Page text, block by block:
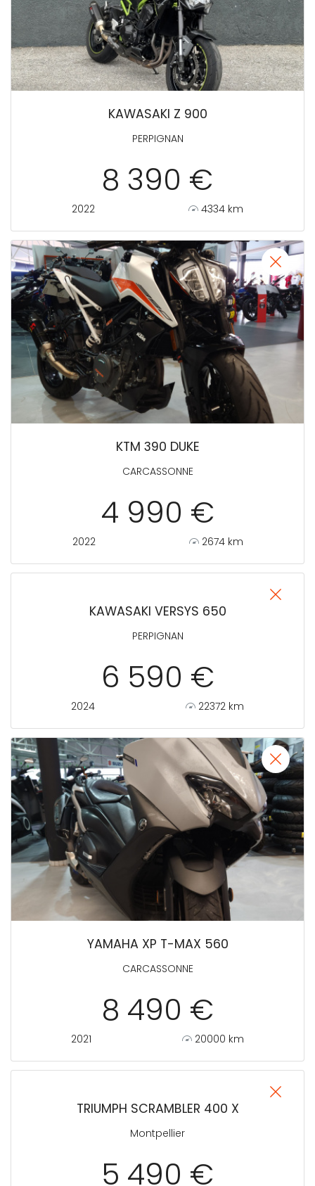
KAWASAKI Z 900
PERPIGNAN
8 390 €
2022 4334 km
KTM 390 DUKE
CARCASSONNE
4 990 €
2022 2674 km
KAWASAKI VERSYS 650
PERPIGNAN
6 590 €
2024 22372 km
YAMAHA XP T-MAX 560
CARCASSONNE
8 490 €
2021 20000 km
TRIUMPH SCRAMBLER 400 X
Montpellier
5 490 €